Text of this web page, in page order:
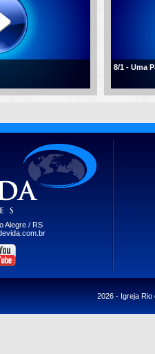
8/1 - Uma
Alegre / RS
2026 - Igreja Rio